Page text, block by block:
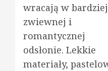
wracają w bardziej
zwiewnej i
romantycznej
odsłonie. Lekkie
materiały,